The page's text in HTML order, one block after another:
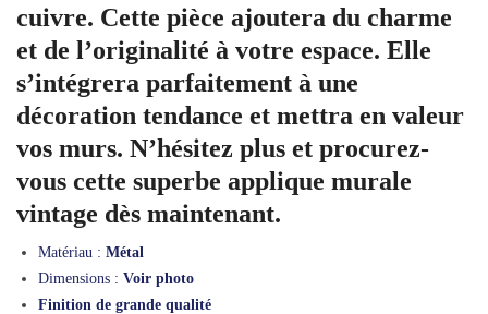
cuivre. Cette pièce ajoutera du charme
et de l’originalité à votre espace. Elle
s’intégrera parfaitement à une
décoration tendance et mettra en valeur
vos murs. N’hésitez plus et procurez-
vous cette superbe applique murale
vintage dès maintenant.
Matériau : Métal
Dimensions : Voir photo
Finition de grande qualité